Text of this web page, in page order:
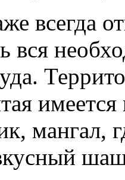
всегда
вся
мангал,